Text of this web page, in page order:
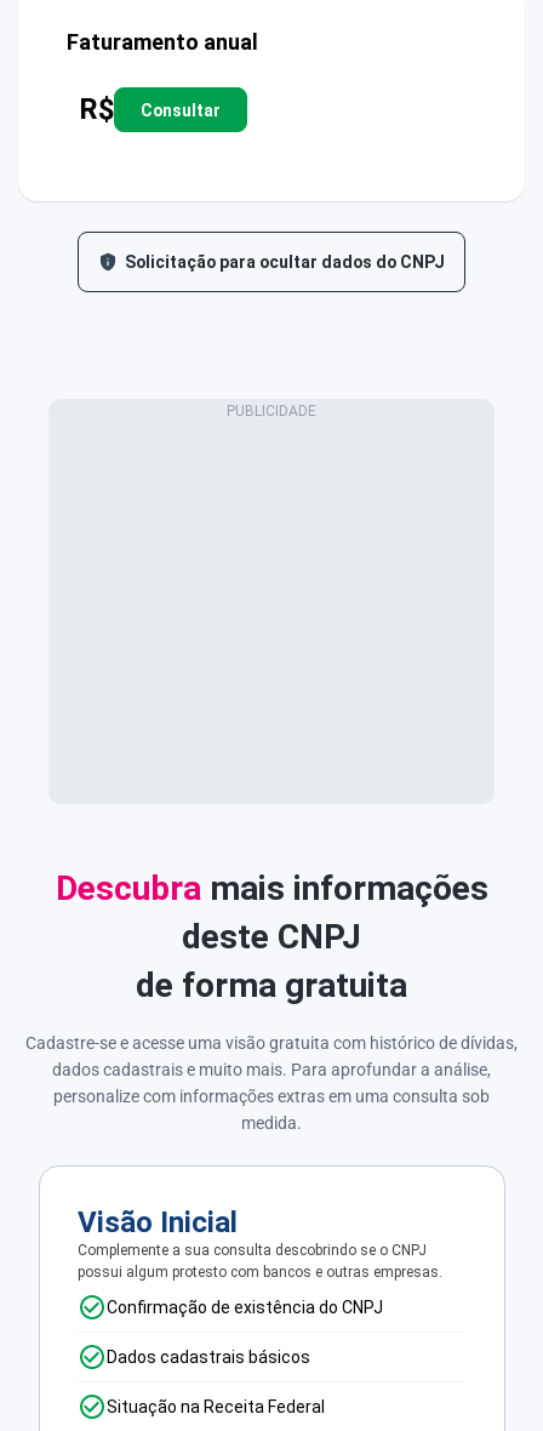
Faturamento anual
R$ Consultar
Solicitação para ocultar dados do CNPJ
Descubramais informações
deste CNPJ
de forma gratuita
Cadastre-se e acesse uma visão gratuita com histórico de dívidas,
dados cadastrais e muito mais. Para aprofundar a análise,
personalize com informações extras em uma consulta sob
medida.
Visão Inicial
Complemente a sua consulta descobrindo se o CNPJ
possui algum protesto com bancos e outras empresas.
Confirmação de existência do CNPJ
Dados cadastrais básicos
Situação na Receita Federal